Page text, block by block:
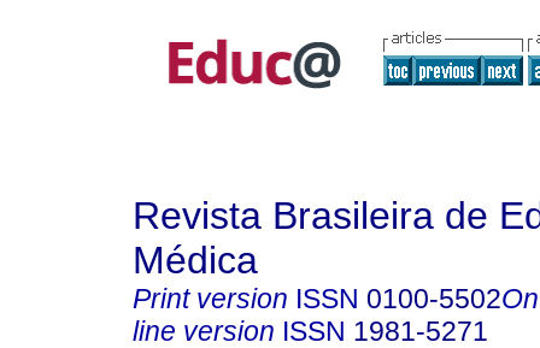
Revista Brasileira de
Médica
Print version ISSN 0100-5502
line version ISSN 1981-5271